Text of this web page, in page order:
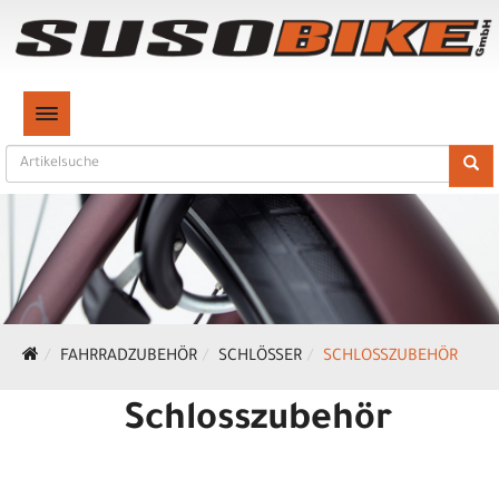
TOGGLE NAVIGATION
FAHRRADZUBEHÖR SCHLÖSSER SCHLOSSZUBEHÖR
Schlosszubehör